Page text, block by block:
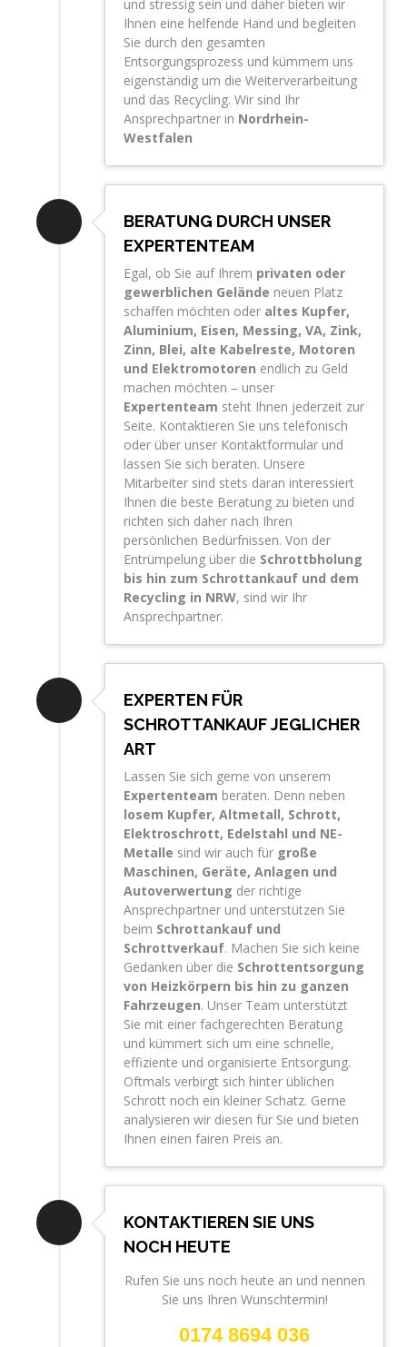
und stressig sein und daher bieten wir
Ihnen eine helfende Hand und begleiten
Sie durch den gesamten
Entsorgungsprozess und kümmern uns
eigenständig um die Weiterverarbeitung
und das Recycling. Wir sind Ihr
Ansprechpartner in Nordrhein-
Westfalen
BERATUNG DURCH UNSER
EXPERTENTEAM
Egal, ob Sie auf Ihrem privaten oder
gewerblichen Gelände neuen Platz
schaffen möchten oder altes Kupfer,
Aluminium, Eisen, Messing, VA, Zink,
Zinn, Blei, alte Kabelreste, Motoren
und Elektromotoren endlich zu Geld
machen möchten – unser
Expertenteam steht Ihnen jederzeit zur
Seite. Kontaktieren Sie uns telefonisch
oder über unser Kontaktformular und
lassen Sie sich beraten. Unsere
Mitarbeiter sind stets daran interessiert
Ihnen die beste Beratung zu bieten und
richten sich daher nach Ihren
persönlichen Bedürfnissen. Von der
Entrümpelung über die Schrottbholung
bis hin zum Schrottankauf und dem
Recycling in NRW, sind wir Ihr
Ansprechpartner.
EXPERTEN FÜR
SCHROTTANKAUF JEGLICHER
ART
Lassen Sie sich gerne von unserem
Expertenteam beraten. Denn neben
losem Kupfer, Altmetall, Schrott,
Elektroschrott, Edelstahl und NE-
Metalle sind wir auch für große
Maschinen, Geräte, Anlagen und
Autoverwertung der richtige
Ansprechpartner und unterstützen Sie
beim Schrottankauf und
Schrottverkauf. Machen Sie sich keine
Gedanken über die Schrottentsorgung
von Heizkörpern bis hin zu ganzen
Fahrzeugen. Unser Team unterstützt
Sie mit einer fachgerechten Beratung
und kümmert sich um eine schnelle,
effiziente und organisierte Entsorgung.
Oftmals verbirgt sich hinter üblichen
Schrott noch ein kleiner Schatz. Gerne
analysieren wir diesen für Sie und bieten
Ihnen einen fairen Preis an.
KONTAKTIEREN SIE UNS
NOCH HEUTE
Rufen Sie uns noch heute an und nennen
Sie uns Ihren Wunschtermin!
0174 8694 036